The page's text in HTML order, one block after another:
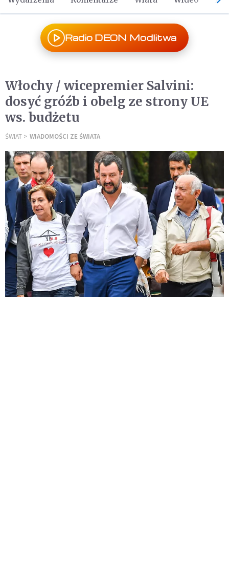
Radio DEON Modlitwa
Włochy / wicepremier Salvini:
dosyć gróźb i obelg ze strony UE
ws. budżetu
ŚWIAT WIADOMOŚCI ZE ŚWIATA